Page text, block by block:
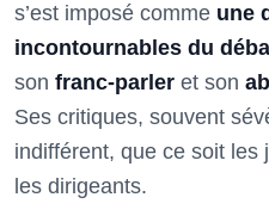
s’est imposé comme une
incontournables du
son franc-parler et son
Ses critiques, souvent
indifférent, que ce soit les
les dirigeants.